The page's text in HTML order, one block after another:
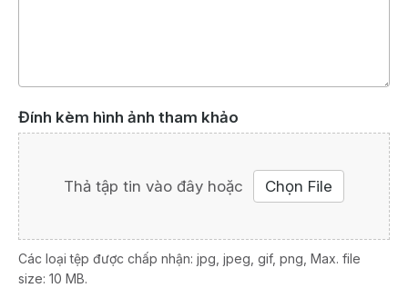
Đính kèm hình ảnh tham khảo
Thả tập tin vào đây hoặc Chọn File
Các loại tệp được chấp nhận: jpg, jpeg, gif, png, Max. file
size: 10 MB.